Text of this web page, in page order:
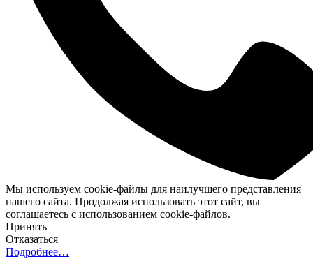
Мы используем cookie-файлы для наилучшего представления
нашего сайта. Продолжая использовать этот сайт, вы
соглашаетесь с использованием cookie-файлов.
Принять
Отказаться
Подробнее…